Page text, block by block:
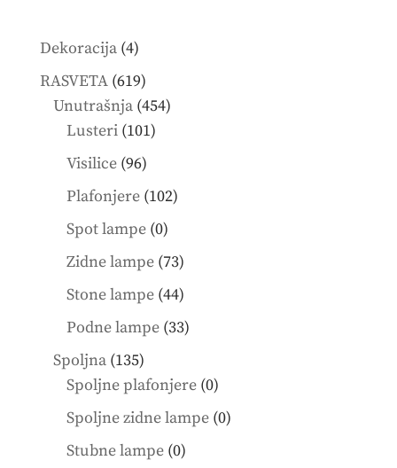
Dekoracija 44
products
RASVETA 619619
products
Unutrašnja 454454
Lusteri 101101
Visilice 9696
products
Plafonjere 102102
Spot lampe 00
products
Zidne lampe 7373
products
Stone lampe 4444
products
Podne lampe 3333
Spoljna 135135
products
Spoljne plafonjere 00
products
Spoljne zidne lampe 00
Stubne lampe 00